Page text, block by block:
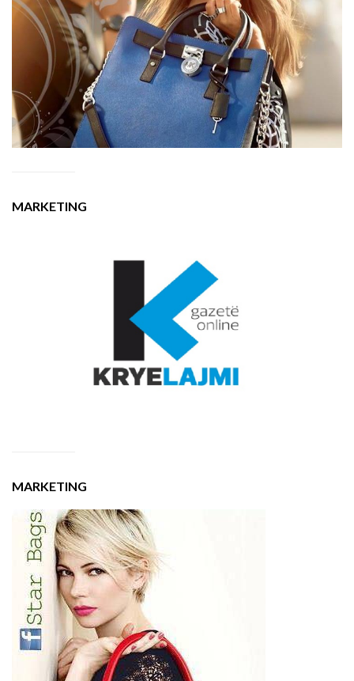
MARKETING
MARKETING